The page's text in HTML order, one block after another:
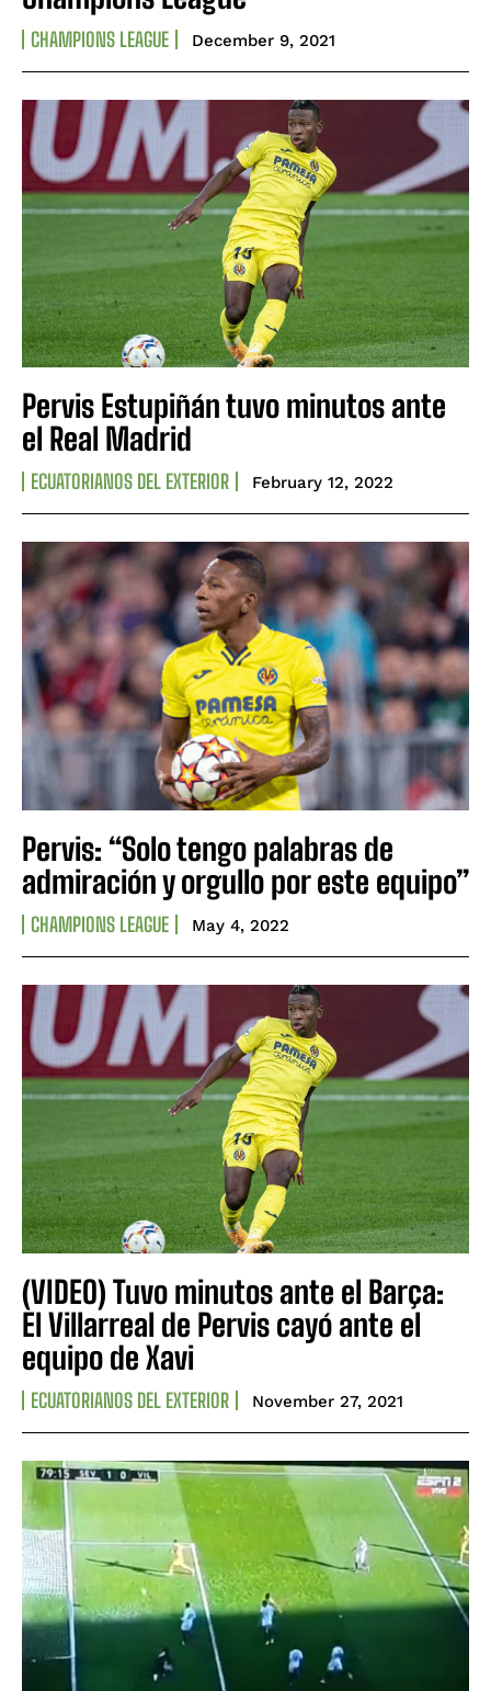
CHAMPIONS LEAGUE December 9, 2021
Pervis Estupiñán tuvo minutos ante
el Real Madrid
ECUATORIANOS DEL EXTERIOR February 12, 2022
Pervis: “Solo tengo palabras de
admiración y orgullo por este equipo”
CHAMPIONS LEAGUE May 4, 2022
(VIDEO) Tuvo minutos ante el Barça:
El Villarreal de Pervis cayó ante el
equipo de Xavi
ECUATORIANOS DEL EXTERIOR November 27, 2021